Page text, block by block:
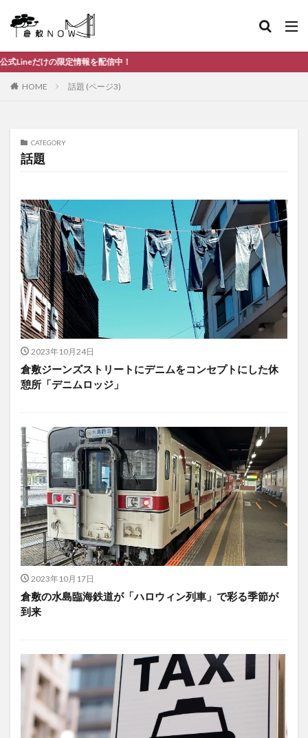
配信中！
HOME 話題 (ページ3)
CATEGORY
話題
2023年10月24日
倉敷ジーンズストリートにデニムをコンセプトにした休
憩所「デニムロッジ」
2023年10月17日
倉敷の水島臨海鉄道が「ハロウィン列車」で彩る季節が
到来